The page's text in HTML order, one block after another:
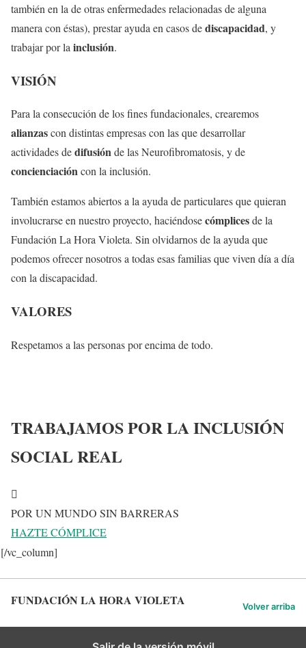
también en la de otras enfermedades relacionadas de alguna
manera con éstas), prestar ayuda en casos dediscapacidad, y
trabajar por la inclusión.
VISIÓN
Para la consecución de los fines fundacionales, crearemos
alianzascon distintas empresas con las que desarrollar
actividades dedifusiónde las Neurofibromatosis, y de
concienciacióncon la inclusión.
También estamos abiertos a la ayuda de particulares que quieran
involucrarse en nuestro proyecto, haciéndosecómplicesde la
Fundación La Hora Violeta. Sin olvidarnos de la ayuda que
podemos ofrecer nosotros a todas esas familias que viven día a día
con la discapacidad.
VALORES
Respetamos a las personas por encima de todo.
TRABAJAMOS POR LA INCLUSIÓN
SOCIAL REAL
POR UN MUNDO SIN BARRERAS
HAZTE CÓMPLICE
[/vc_column]
FUNDACIÓN LA HORA VIOLETA Volver arriba